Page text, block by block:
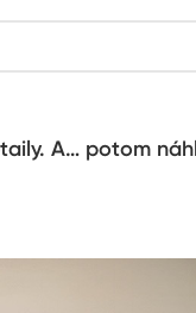
A… potom